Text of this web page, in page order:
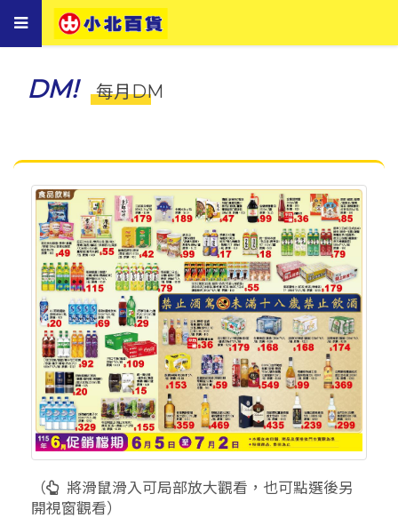
Toggle
navigation
DM! 每月DM
（
將滑鼠滑入可局部放大觀看，也可點選後另
開視窗觀看）